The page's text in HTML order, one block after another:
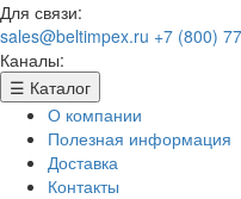
Для связи:
sales@beltimpex.ru +7 (800)
Каналы:
☰ Каталог
О компании
Полезная информация
Доставка
Контакты